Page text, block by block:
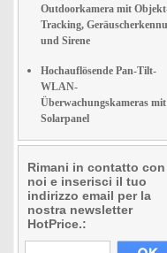
Outdoorkamera mit
Tracking,
und Sirene
Hochauflösende Pan-Tilt-
WLAN-
Überwachungskameras mit
Solarpanel
Rimani in contatto con
noi e inserisci il tuo
indirizzo email per la
nostra newsletter
HotPrice.: